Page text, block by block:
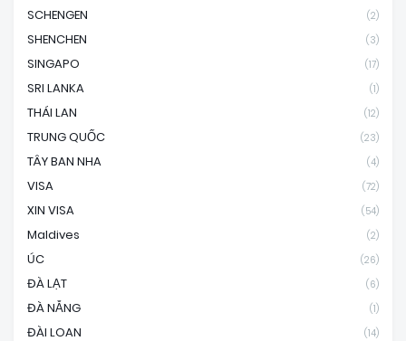
SCHENGEN (2)
SHENCHEN (3)
SINGAPO (17)
SRI LANKA (1)
THÁI LAN (12)
TRUNG QUỐC (23)
TÂY BAN NHA (4)
VISA (72)
XIN VISA (54)
Maldives (2)
ÚC (26)
ĐÀ LẠT (6)
ĐÀ NẴNG (1)
ĐÀI LOAN (14)